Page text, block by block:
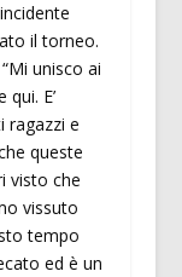
il torneo.
unisco ai
E’
ragazzi e
queste
visto che
vissuto
tempo
ed è un